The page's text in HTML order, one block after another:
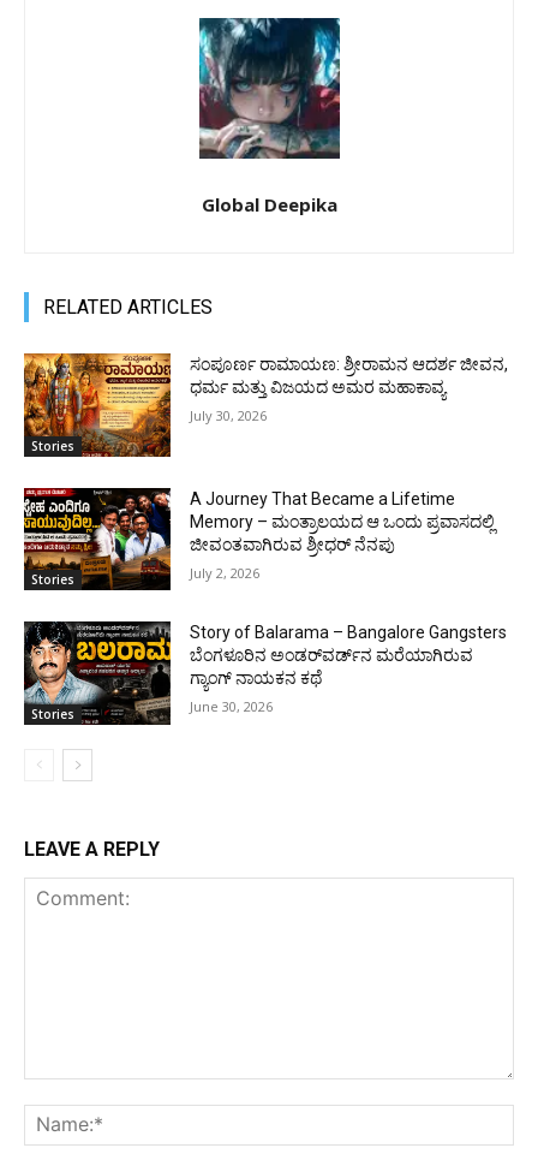
Global Deepika
RELATED ARTICLES
Stories
ಸಂಪೂರ್ಣ ರಾಮಾಯಣ: ಶ್ರೀರಾಮನ ಆದರ್ಶ ಜೀವನ,
ಧರ್ಮ ಮತ್ತು ವಿಜಯದ ಅಮರ ಮಹಾಕಾವ್ಯ
July 30, 2026
Stories
A Journey That Became a Lifetime
Memory – ಮಂತ್ರಾಲಯದ ಆ ಒಂದು ಪ್ರವಾಸದಲ್ಲಿ
ಜೀವಂತವಾಗಿರುವ ಶ್ರೀಧರ್ ನೆನಪು
July 2, 2026
Stories
Story of Balarama – Bangalore Gangsters
ಬೆಂಗಳೂರಿನ ಅಂಡರ್‌ವರ್ಡ್‌ನ ಮರೆಯಾಗಿರುವ
ಗ್ಯಾಂಗ್ ನಾಯಕನ ಕಥೆ
June 30, 2026
LEAVE A REPLY